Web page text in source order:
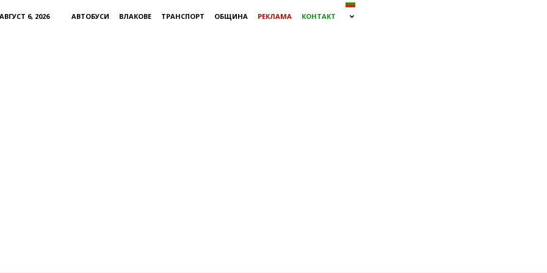
6, 2026 АВТОБУСИ ВЛАКОВЕ ТРАНСПОРТ ОБЩИНА РЕКЛАМА
КОНТАКТ